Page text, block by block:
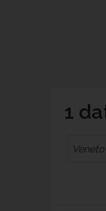
1
Veneto